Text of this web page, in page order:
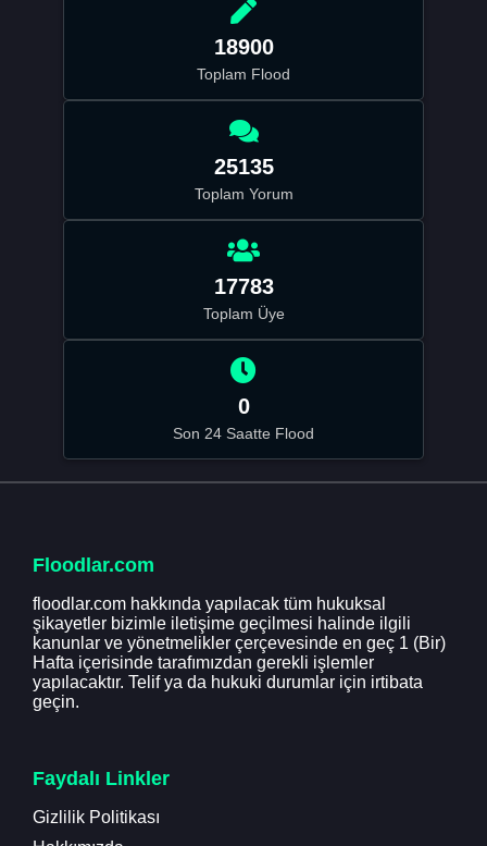
18900
Toplam Flood
25135
Toplam Yorum
17783
Toplam Üye
0
Son 24 Saatte Flood
Floodlar.com
floodlar.com hakkında yapılacak tüm hukuksal
şikayetler bizimle iletişime geçilmesi halinde ilgili
kanunlar ve yönetmelikler çerçevesinde en geç 1 (Bir)
Hafta içerisinde tarafımızdan gerekli işlemler
yapılacaktır. Telif ya da hukuki durumlar için irtibata
geçin.
Faydalı Linkler
Gizlilik Politikası